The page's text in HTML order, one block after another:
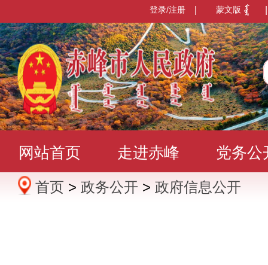
蒙文版
登录/注册
网站首页 走进赤峰 党务公
办事服务 政民互动 数据发
首页 > 政务公开 > 政府信息公开